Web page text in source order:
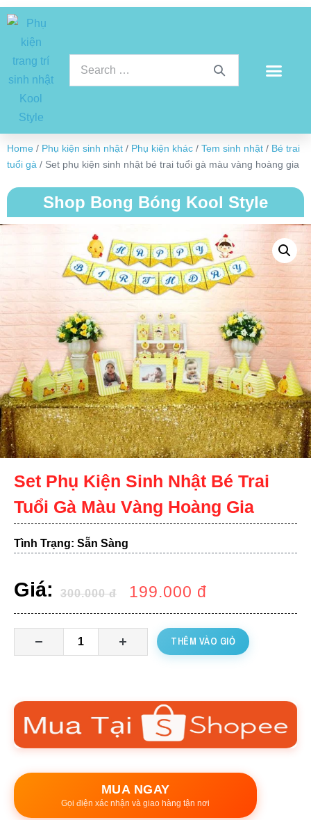
Home / Phụ kiện sinh nhật / Phụ kiện khác / Tem sinh nhật / Bé trai
tuổi gà / Set phụ kiện sinh nhật bé trai tuổi gà màu vàng hoàng gia
Shop Bong Bóng Kool Style
Set Phụ Kiện Sinh Nhật Bé Trai
Tuổi Gà Màu Vàng Hoàng Gia
Tình Trạng: Sẵn Sàng
Giá: 300.000đ 199.000 đ
THÊM VÀO GIỎ
MUA NGAY
Gọi điện xác nhận và giao hàng tận nơi